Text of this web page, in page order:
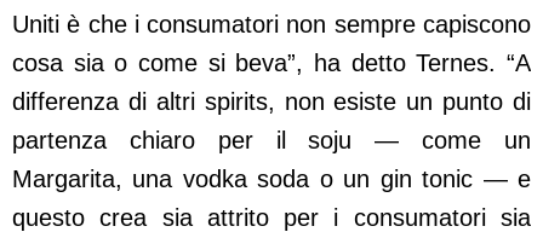
Uniti è che i consumatori non sempre capiscono
cosa sia o come si beva”, ha detto Ternes. “A
differenza di altri spirits, non esiste un punto di
partenza chiaro per il soju — come un
Margarita, una vodka soda o un gin tonic — e
questo crea sia attrito per i consumatori sia